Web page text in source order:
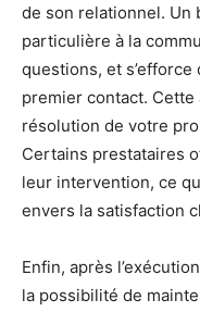
de son relationnel.
particulière à la
questions, et s’efforce
premier contact.
résolution de votre
Certains prestataires
leur intervention, ce
envers la satisfaction
Enfin, après
la possibilité de